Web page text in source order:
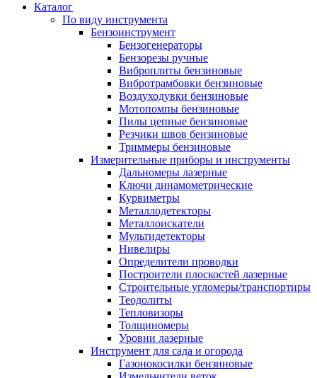
Каталог
По виду инструмента
Бензоинструмент
Бензогенераторы
Бензорезы ручные
Виброплиты бензиновые
Вибротрамбовки бензиновые
Воздуходувки бензиновые
Мотопомпы бензиновые
Пилы цепные бензиновые
Резчики швов бензиновые
Триммеры бензиновые
Измерительные приборы и инструменты
Дальномеры лазерные
Ключи динамометрические
Курвиметры
Металлодетекторы
Металлоискатели
Мультидетекторы
Нивелиры
Определители проводки
Построители плоскостей лазерные
Строительные угломеры/транспортиры
Теодолиты
Тепловизоры
Толщиномеры
Уровни лазерные
Инструмент для сада и огорода
Газонокосилки бензиновые